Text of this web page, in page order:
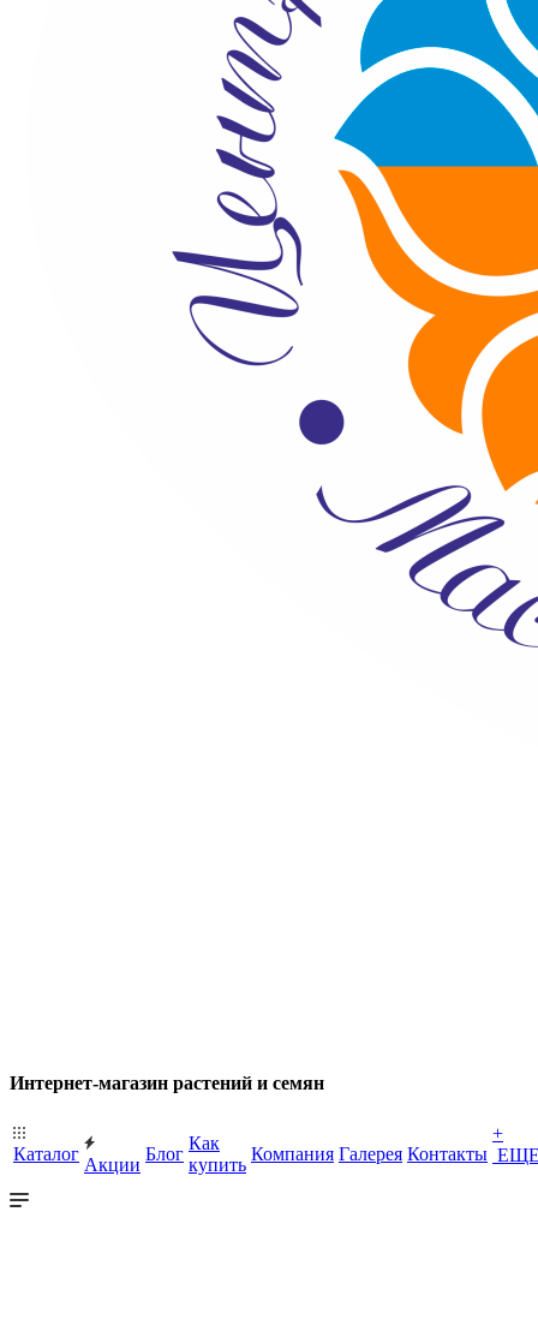
Интернет-магазин растений и семян
Каталог
Акции
Блог
Как
купить
Компания Галерея Контакты
+